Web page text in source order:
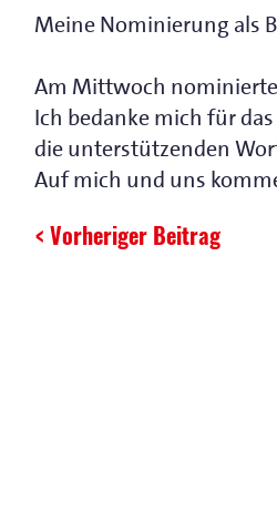
Meine Nominierung als
Am Mittwoch
Ich bedanke mich für
die unterstützenden
Auf mich und uns
< Vorheriger Beitrag